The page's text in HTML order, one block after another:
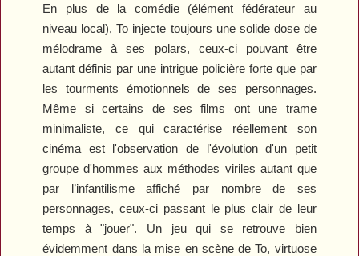
En plus de la comédie (élément fédérateur au
niveau local), To injecte toujours une solide dose de
mélodrame à ses polars, ceux-ci pouvant être
autant définis par une intrigue policière forte que par
les tourments émotionnels de ses personnages.
Même si certains de ses films ont une trame
minimaliste, ce qui caractérise réellement son
cinéma est l'observation de l'évolution d'un petit
groupe d'hommes aux méthodes viriles autant que
par l’infantilisme affiché par nombre de ses
personnages, ceux-ci passant le plus clair de leur
temps à "jouer". Un jeu qui se retrouve bien
évidemment dans la mise en scène de To, virtuose